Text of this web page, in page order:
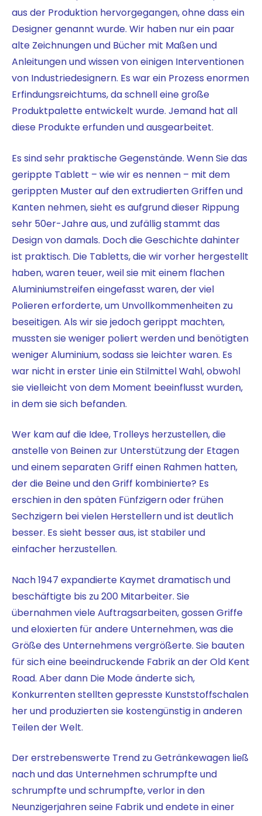
aus der Produktion hervorgegangen, ohne dass ein
Designer genannt wurde. Wir haben nur ein paar
alte Zeichnungen und Bücher mit Maßen und
Anleitungen und wissen von einigen Interventionen
von Industriedesignern. Es war ein Prozess enormen
Erfindungsreichtums, da schnell eine große
Produktpalette entwickelt wurde. Jemand hat all
diese Produkte erfunden und ausgearbeitet.
Es sind sehr praktische Gegenstände. Wenn Sie das
gerippte Tablett – wie wir es nennen – mit dem
gerippten Muster auf den extrudierten Griffen und
Kanten nehmen, sieht es aufgrund dieser Rippung
sehr 50er-Jahre aus, und zufällig stammt das
Design von damals. Doch die Geschichte dahinter
ist praktisch. Die Tabletts, die wir vorher hergestellt
haben, waren teuer, weil sie mit einem flachen
Aluminiumstreifen eingefasst waren, der viel
Polieren erforderte, um Unvollkommenheiten zu
beseitigen. Als wir sie jedoch gerippt machten,
mussten sie weniger poliert werden und benötigten
weniger Aluminium, sodass sie leichter waren. Es
war nicht in erster Linie ein StilmittelWahl, obwohl
sie vielleicht von dem Moment beeinflusst wurden,
in dem sie sich befanden.
Wer kam auf die Idee, Trolleys herzustellen, die
anstelle von Beinen zur Unterstützung der Etagen
und einem separaten Griff einen Rahmen hatten,
der die Beine und den Griff kombinierte? Es
erschien in den späten Fünfzigern oder frühen
Sechzigern bei vielen Herstellern und ist deutlich
besser. Es sieht besser aus, ist stabiler und
einfacher herzustellen.
Nach 1947 expandierte Kaymet dramatisch und
beschäftigte bis zu 200 Mitarbeiter. Sie
übernahmen viele Auftragsarbeiten, gossen Griffe
und eloxierten für andere Unternehmen, was die
Größe des Unternehmens vergrößerte. Sie bauten
für sich eine beeindruckende Fabrik an der Old Kent
Road. Aber dann Die Mode änderte sich,
Konkurrenten stellten gepresste Kunststoffschalen
her und produzierten sie kostengünstig in anderen
Teilen der Welt.
Der erstrebenswerte Trend zu Getränkewagen ließ
nach und das Unternehmen schrumpfte und
schrumpfte und schrumpfte, verlor in den
Neunzigerjahren seine Fabrik und endete in einer